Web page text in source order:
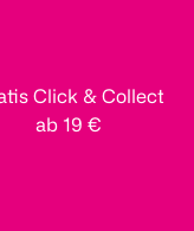
Click & Collect
ab 19 €